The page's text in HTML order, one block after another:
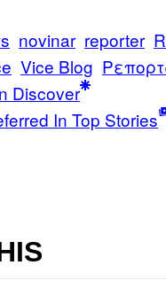
novinar reporter
Vice Blog
Discover
In Top Stories